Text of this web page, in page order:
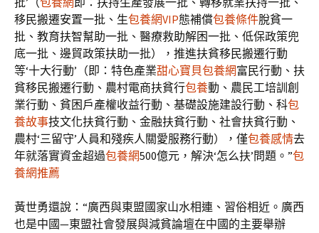
移民搬遷安置一批、生包養網VIP態補償包養條件脫貧一
批、教育扶智幫助一批、醫療救助解困一批、低保政策兜
底一批、邊貿政策扶助一批），推進扶貧移民搬遷行動
等‘十大行動’（即：特色產業甜心寶貝包養網富民行動、扶
貧移民搬遷行動、農村電商扶貧行包養動、農民工培訓創
業行動、貧困戶產權收益行動、基礎設施建設行動、科包
養故事技文化扶貧行動、金融扶貧行動、社會扶貧行動、
農村‘三留守’人員和殘疾人關愛服務行動），僅包養感情去
年就落實資金超過包養網500億元，解決‘怎么扶’問題。”包
養網推薦
黃世勇還說：“廣西與東盟國家山水相連、習俗相近。廣西
也是中國—東盟社會發展與減貧論壇在中國的主要舉辦